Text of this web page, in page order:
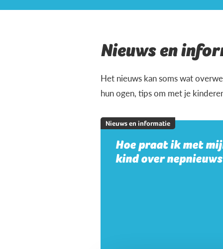
Nieuws en
Het nieuws kan soms wat
hun ogen, tips om met je
Nieuws en informatie
Hoe praat ik met
kind over